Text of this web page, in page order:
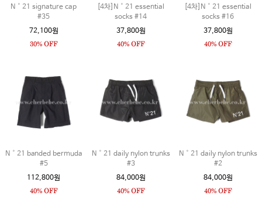
N˚21 signature cap
#35
72,100원
[4차]N˚21 essential
socks #14
37,800원
[4차]N˚21 essential
socks #16
37,800원
N˚21 banded bermuda
#5
112,800원
N˚21 daily nylon trunks
#3
84,000원
N˚21 daily nylon trunks
#2
84,000원